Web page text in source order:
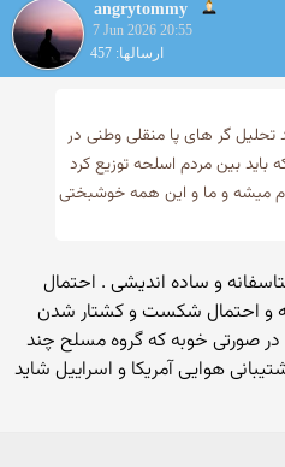
angrytommy
7 Jun 2026 20:55
ارسالها: 457
تحلیل گر های پا منقلی وطنی در
باید بین مردم اسلحه توزیع کرد
میشه و ما و این همه خوشبختی
و ساده اندیشی . احتمال
و احتمال شکست و کشتار شدن
در صورتی خوبه که گروه مسلح چند
هوایی آمریکا و اسراییل شاید